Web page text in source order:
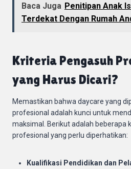
Baca Juga Penitipan Anak
Terdekat Dengan Rumah
Kriteria Pengasuh
yang Harus Dicari?
Memastikan bahwa daycare yang
profesional adalah kunci untuk
maksimal. Berikut adalah beberapa
profesional yang perlu diperhatikan:
Kualifikasi Pendidikan dan